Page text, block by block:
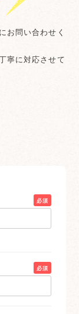
お問い合わせく
寧に対応させて
必須
必須